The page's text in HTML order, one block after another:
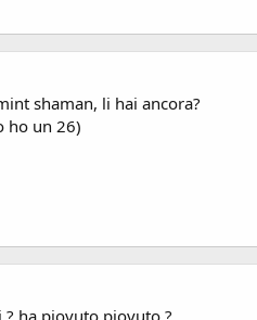
shaman, li hai ancora?
ho un 26)
? ha piovuto piovuto ?